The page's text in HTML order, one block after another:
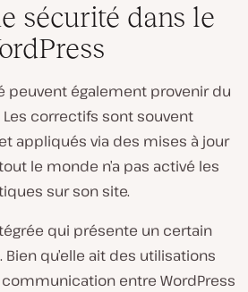
sécurité dans le
peuvent également provenir du
Les correctifs sont souvent
appliqués via des mises à jour
le monde n’a pas activé les
sur son site.
qui présente un certain
. Bien qu’elle ait des utilisations
entre WordPress